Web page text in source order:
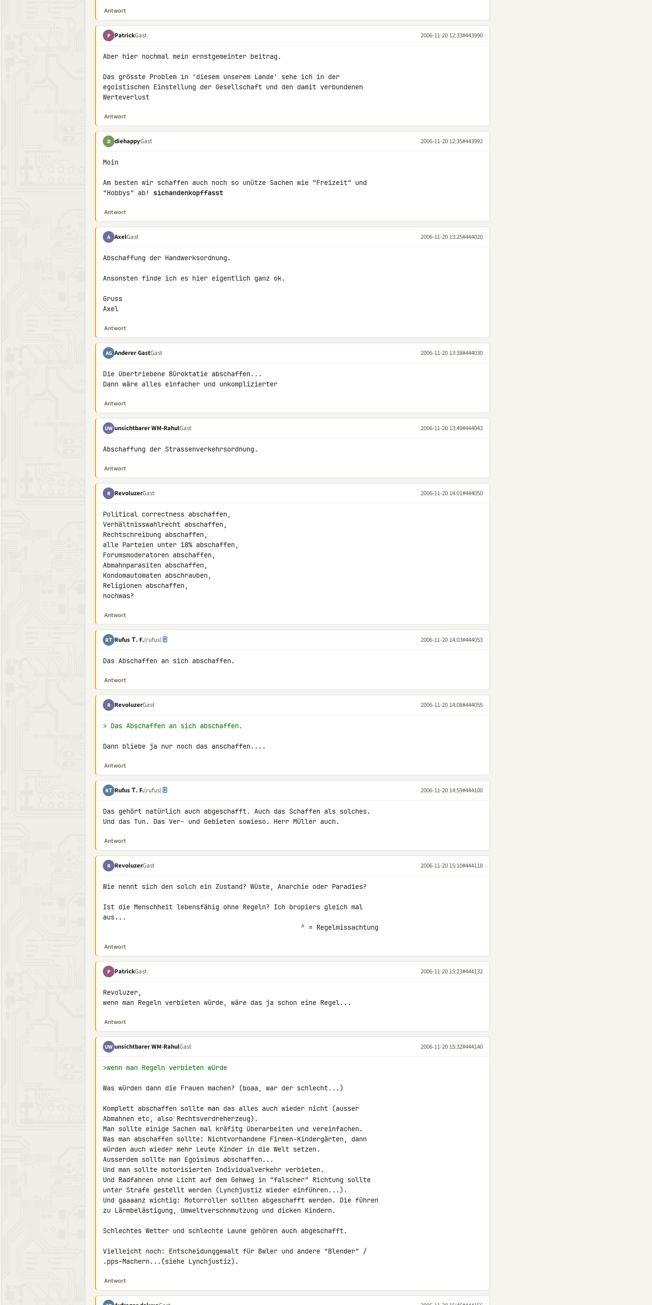
Antwort
P PatrickGast 2006-11-20 12:33#443990
Aber hier nochmal mein ernstgemeinter beitrag.
Das grösste Problem in 'diesem unserem Lande' sehe ich in der
egoistischen Einstellung der Gesellschaft und den damit verbundenen
Werteverlust
Antwort
D diehappyGast 2006-11-20 12:35#443992
Moin
Am besten wir schaffen auch noch so unütze Sachen wie "Freizeit" und
"Hobbys" ab! sichandenkopffasst
Antwort
A AxelGast 2006-11-20 13:25#444020
Abschaffung der Handwerksordnung.
Ansonsten finde ich es hier eigentlich ganz ok.
Gruss
Axel
Antwort
AG Anderer GastGast 2006-11-20 13:38#444030
Die übertriebene Büroktatie abschaffen...
Dann wäre alles einfacher und unkomplizierter
Antwort
UW unsichtbarer WM-RahulGast 2006-11-20 13:49#444043
Abschaffung der Strassenverkehrsordnung.
Antwort
R RevoluzerGast 2006-11-20 14:01#444050
Political correctness abschaffen,
Verhältnisswahlrecht abschaffen,
Rechtschreibung abschaffen,
alle Parteien unter 18% abschaffen,
Forumsmoderatoren abschaffen,
Abmahnparasiten abschaffen,
Kondomautomaten abschrauben,
Religionen abschaffen,
nochwas?
Antwort
RΤ Rufus Τ. F.(rufus) 2006-11-20 14:03#444053
Das Abschaffen an sich abschaffen.
Antwort
R RevoluzerGast 2006-11-20 14:08#444055
> Das Abschaffen an sich abschaffen.
Dann bliebe ja nur noch das anschaffen....
Antwort
RΤ Rufus Τ. F.(rufus) 2006-11-20 14:59#444100
Das gehört natürlich auch abgeschafft. Auch das Schaffen als solches.
Und das Tun. Das Ver- und Gebieten sowieso. Herr Müller auch.
Antwort
R RevoluzerGast 2006-11-20 15:10#444118
Wie nennt sich den solch ein Zustand? Wüste, Anarchie oder Paradies?
Ist die Menschheit lebensfähig ohne Regeln? Ich bropiers gleich mal
aus...
                                                   ^ = Regelmissachtung
Antwort
P PatrickGast 2006-11-20 15:23#444132
Revoluzer,
wenn man Regeln verbieten würde, wäre das ja schon eine Regel...
Antwort
UW unsichtbarer WM-RahulGast 2006-11-20 15:32#444140
>wenn man Regeln verbieten würde
Was würden dann die Frauen machen? (boaa, war der schlecht...)
Komplett abschaffen sollte man das alles auch wieder nicht (ausser
Abmahnen etc, also Rechtsverdreherzeug).
Man sollte einige Sachen mal kräfitg überarbeiten und vereinfachen.
Was man abschaffen sollte: Nichtvorhandene Firmen-Kindergärten, dann
würden auch wieder mehr Leute Kinder in die Welt setzen.
Ausserdem sollte man Egoisimus abschaffen...
Und man sollte motorisierten Individualverkehr verbieten.
Und Radfahren ohne Licht auf dem Gehweg in "falscher" Richtung sollte
unter Strafe gestellt werden (Lynchjustiz wieder einführen...).
Und gaaaanz wichtig: Motorroller sollten abgeschafft werden. Die führen
zu Lärmbelästigung, Umweltverschnmutzung und dicken Kindern.
Schlechtes Wetter und schlechte Laune gehören auch abgeschafft.
Vielleicht noch: Entscheidunggewalt für Bwler und andere "Blender" /
.pps-Machern...(siehe Lynchjustiz).
Antwort